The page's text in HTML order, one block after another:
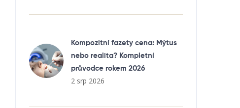
Kompozitní fazety cena: Mýtus
nebo realita? Kompletní
průvodce rokem 2026
2 srp 2026